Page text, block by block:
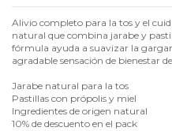
Alivio completo para la tos y el
natural que combina jarabe y
fórmula ayuda a suavizar la
agradable sensación de bienestar
Jarabe natural para la tos
Pastillas con própolis y miel
Ingredientes de origen natural
10% de descuento en el pack